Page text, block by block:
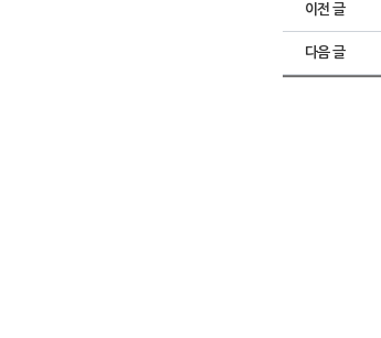
이전 글
다음 글